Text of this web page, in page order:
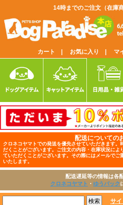
14時までのご注文（在庫
カート | お気に入り | マ
配送についての
クロネコヤマトでの発送を優先させていただきます
だくことがございます。ご注文の内容・在庫状況によ
ていただくことがございます。その際にはメールでご
いたします。
配送遅延等の情報は各
クロネコヤマト ・ ゆうパック
サ